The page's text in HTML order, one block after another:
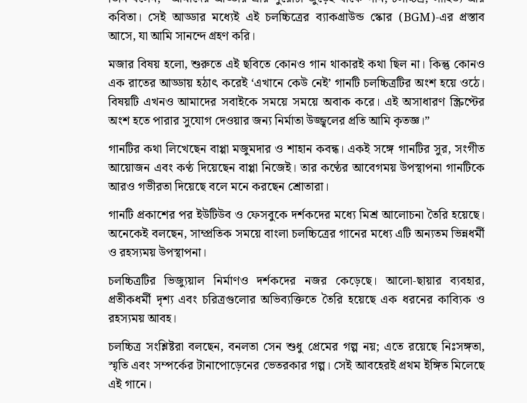
কবিতা। সেই আড্ডার মধ্যেই এই চলচ্চিত্রের ব্যাকগ্রাউন্ড স্কোর (BGM)-এর প্রস্তাব
আসে, যা আমি সানন্দে গ্রহণ করি।
মজার বিষয় হলো, শুরুতে এই ছবিতে কোনও গান থাকারই কথা ছিল না। কিন্তু কোনও
এক রাতের আড্ডায় হঠাৎ করেই ‘এখানে কেউ নেই’ গানটি চলচ্চিত্রটির অংশ হয়ে ওঠে।
বিষয়টি এখনও আমাদের সবাইকে সময়ে সময়ে অবাক করে। এই অসাধারণ স্ক্রিপ্টের
অংশ হতে পারার সুযোগ দেওয়ার জন্য নির্মাতা উজ্জ্বলের প্রতি আমি কৃতজ্ঞ।”
গানটির কথা লিখেছেন বাপ্পা মজুমদার ও শাহান কবন্ধ। একই সঙ্গে গানটির সুর, সংগীত
আয়োজন এবং কণ্ঠ দিয়েছেন বাপ্পা নিজেই। তার কণ্ঠের আবেগময় উপস্থাপনা গানটিকে
আরও গভীরতা দিয়েছে বলে মনে করছেন শ্রোতারা।
গানটি প্রকাশের পর ইউটিউব ও ফেসবুকে দর্শকদের মধ্যে মিশ্র আলোচনা তৈরি হয়েছে।
অনেকেই বলছেন, সাম্প্রতিক সময়ে বাংলা চলচ্চিত্রের গানের মধ্যে এটি অন্যতম ভিন্নধর্মী
ও রহস্যময় উপস্থাপনা।
চলচ্চিত্রটির ভিজ্যুয়াল নির্মাণও দর্শকদের নজর কেড়েছে। আলো-ছায়ার ব্যবহার,
প্রতীকধর্মী দৃশ্য এবং চরিত্রগুলোর অভিব্যক্তিতে তৈরি হয়েছে এক ধরনের কাব্যিক ও
রহস্যময় আবহ।
চলচ্চিত্র সংশ্লিষ্টরা বলছেন, বনলতা সেন শুধু প্রেমের গল্প নয়; এতে রয়েছে নিঃসঙ্গতা,
স্মৃতি এবং সম্পর্কের টানাপোড়েনের ভেতরকার গল্প। সেই আবহেরই প্রথম ইঙ্গিত মিলেছে
এই গানে।